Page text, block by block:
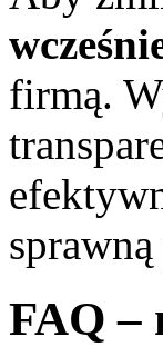
firmą.
FAQ –